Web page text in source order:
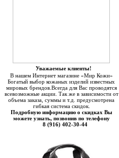
Уважаемые клиенты!
В нашем Интернет магазине «Мир Кожи»
Богатый выбор кожаных изделий известных
мировых брендов.Всегда для Вас проводятся
всевозможные акции. Так же в зависимости от
объема заказа, суммы и т.д. предусмотрена
гибкая система скидок.
Подробную информацию о скидках Вы
можете узнать, позвонив по телефону
8 (916) 402-30-44